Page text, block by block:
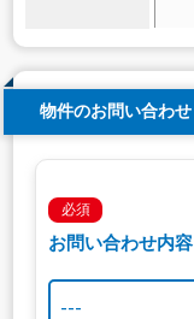
物件のお問い合わせ
必須
お問い合わせ内容